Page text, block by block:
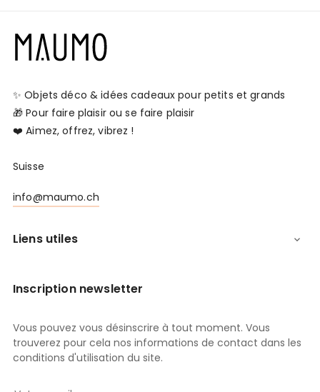
✨ Objets déco & idées cadeaux pour petits et grands
🎁 Pour faire plaisir ou se faire plaisir
❤️ Aimez, offrez, vibrez !
Suisse
info@maumo.ch
Liens utiles 
Inscription newsletter
Vous pouvez vous désinscrire à tout moment. Vous
trouverez pour cela nos informations de contact dans les
conditions d'utilisation du site.